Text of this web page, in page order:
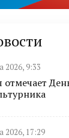
2026, 9:33
отмечает
2026, 17:29